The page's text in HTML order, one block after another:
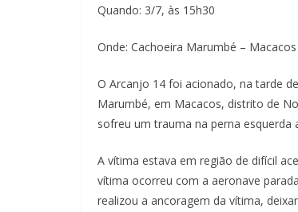
Quando: 3/7, às 15h30
Onde: Cachoeira Marumbé – Macacos
O Arcanjo 14 foi acionado, na tarde
Marumbé, em Macacos, distrito de
sofreu um trauma na perna esquerda
A vítima estava em região de difícil
vítima ocorreu com a aeronave
realizou a ancoragem da vítima,